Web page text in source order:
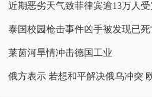
近期恶劣天气致菲律宾逾13万人受
泰国校园枪击事件凶手被发现已
莱茵河旱情冲击德国工业
俄方表示 若想和平解决俄乌冲突